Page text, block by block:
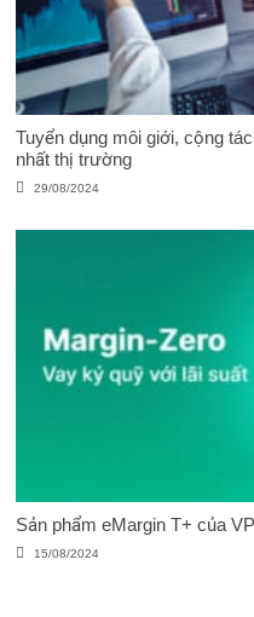
Tuyển dụng môi giới, cộng
nhất thị trường
29/08/2024
Sản phẩm eMargin T+ của
15/08/2024